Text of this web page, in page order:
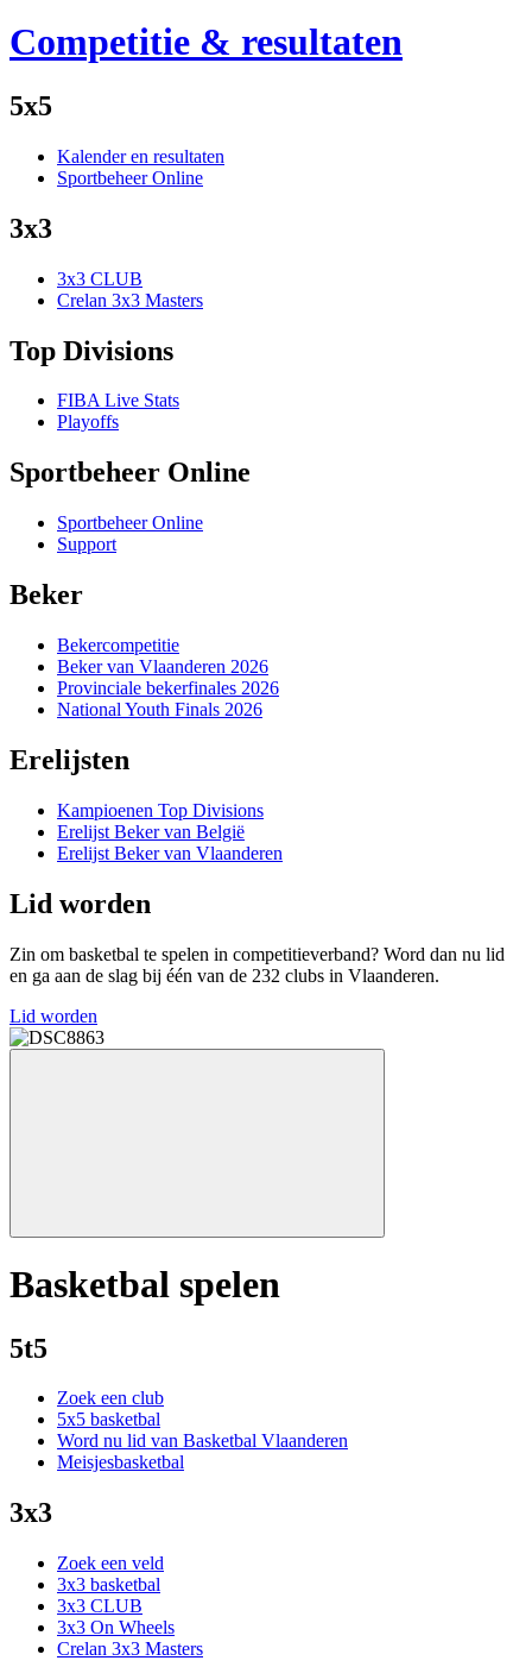
Competitie & resultaten
5x5
Kalender en resultaten
Sportbeheer Online
3x3
3x3 CLUB
Crelan 3x3 Masters
Top Divisions
FIBA Live Stats
Playoffs
Sportbeheer Online
Sportbeheer Online
Support
Beker
Bekercompetitie
Beker van Vlaanderen 2026
Provinciale bekerfinales 2026
National Youth Finals 2026
Erelijsten
Kampioenen Top Divisions
Erelijst Beker van België
Erelijst Beker van Vlaanderen
Lid worden
Zin om basketbal te spelen in competitieverband? Word dan nu lid
en ga aan de slag bij één van de 232 clubs in Vlaanderen.
Lid worden
Basketbal spelen
5t5
Zoek een club
5x5 basketbal
Word nu lid van Basketbal Vlaanderen
Meisjesbasketbal
3x3
Zoek een veld
3x3 basketbal
3x3 CLUB
3x3 On Wheels
Crelan 3x3 Masters